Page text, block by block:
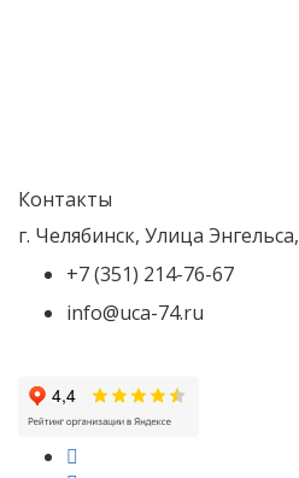
Контакты
г. Челябинск, Улица
+7 (351) 214-76-67
info@uca-74.ru